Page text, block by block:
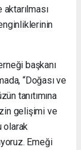
başkanı
“Doğası ve
tanıtımına
gelişimi ve
olarak
Emeği